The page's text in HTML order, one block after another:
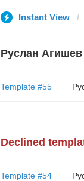
Instant View
Руслан Агишев
Template #55
Declined
Template #54